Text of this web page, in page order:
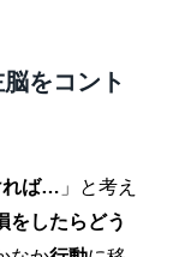
をコント
れば… 」と考え
をしたらどう